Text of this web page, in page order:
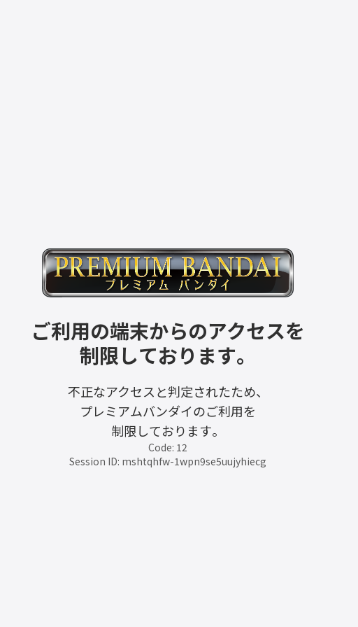
ご利用の端末からのアクセスを
制限しております。
不正なアクセスと判定されたため、
プレミアムバンダイのご利用を
制限しております。
Code: 12
Session ID: mshtqhfw-1wpn9se5uujyhiecg